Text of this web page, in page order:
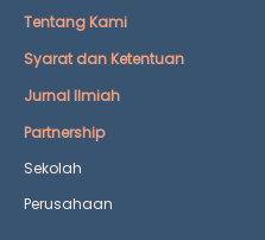
Tentang Kami
Syarat dan Ketentuan
Jurnal Ilmiah
Partnership
Sekolah
Perusahaan